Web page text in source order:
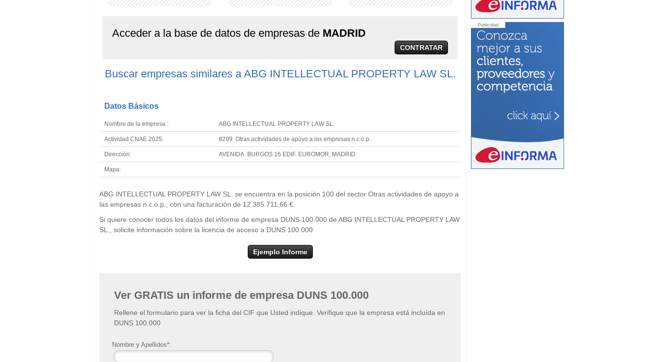
Acceder a la base de datos de empresas de MADRID
CONTRATAR
Buscar empresas similares a ABG INTELLECTUAL PROPERTY LAW SL.
Datos Básicos
Nombre de la empresa : ABG INTELLECTUAL PROPERTY LAW SL.
Actividad CNAE 2025: 8299 Otras actividades de apoyo a las empresas n.c.o.p.
Dirección: AVENIDA BURGOS 16 EDIF. EUROMOR, MADRID
Mapa:
×
−
ABG INTELLECTUAL PROPERTY LAW SL. se encuentra en la posición 100 del sector Otras actividades de apoyo a
las empresas n.c.o.p., con una facturación de 12.385.711,66 €.
Si quiere conocer todos los datos del informe de empresa DUNS 100.000 de ABG INTELLECTUAL PROPERTY LAW
SL., solicite información sobre la licencia de acceso a DUNS 100.000
Ejemplo Informe
Ver GRATIS un informe de empresa DUNS 100.000
Rellene el formulario para ver la ficha del CIF que Usted indique. Verifique que la empresa está incluída en
DUNS 100.000
Nombre y Apellidos*:
Publicidad